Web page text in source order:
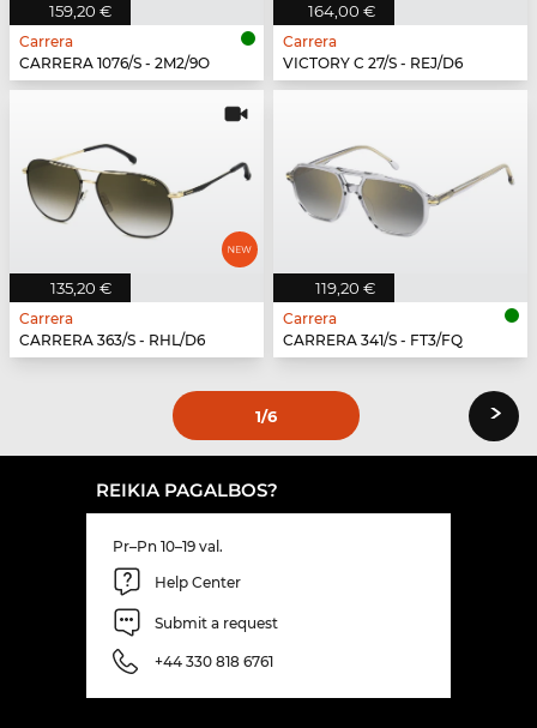
159,20 €
Carrera
CARRERA 1076/S - 2M2/9O
164,00 €
Carrera
VICTORY C 27/S - REJ/D6
135,20 €
Carrera
CARRERA 363/S - RHL/D6
119,20 €
Carrera
CARRERA 341/S - FT3/FQ
1/6 ›
REIKIA PAGALBOS?
Pr–Pn 10–19 val.
Help Center
Submit a request
+44 330 818 6761